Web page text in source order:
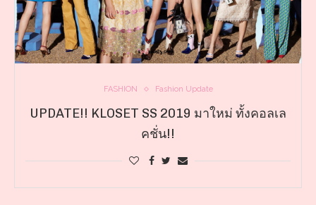
FASHION Fashion Update
UPDATE!! KLOSET SS 2019 มาใหม่ ทั้งคอลเล
คชั่น!!